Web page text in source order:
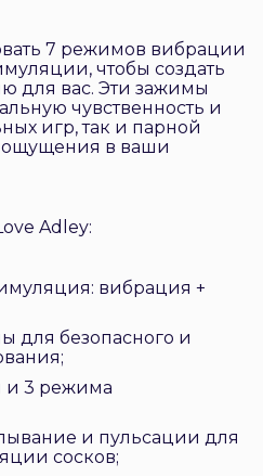
7 режимов вибрации
чтобы создать
для вас. Эти зажимы
чувственность и
игр, так и парной
ощущения в ваши
Adley:
вибрация +
для безопасного и
и 3 режима
и пульсации для
сосков;